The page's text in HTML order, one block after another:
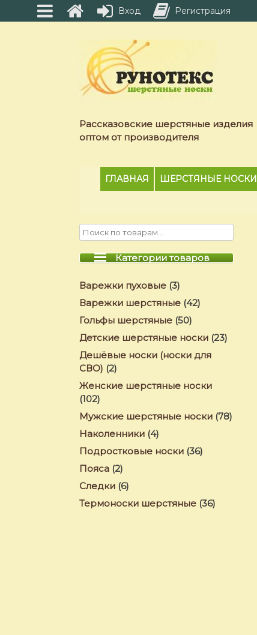
Рассказовские шерстяные изделия
оптом от производителя
ГЛАВНАЯ ШЕРСТЯНЫЕ НОСКИ
Категории товаров
Варежки пуховые (3)
Варежки шерстяные (42)
Гольфы шерстяные (50)
Детские шерстяные носки (23)
Дешёвые носки (носки для
СВО) (2)
Женские шерстяные носки
(102)
Мужские шерстяные носки (78)
Наколенники (4)
Подростковые носки (36)
Пояса (2)
Следки (6)
Термоноски шерстяные (36)
Вход Регистрация